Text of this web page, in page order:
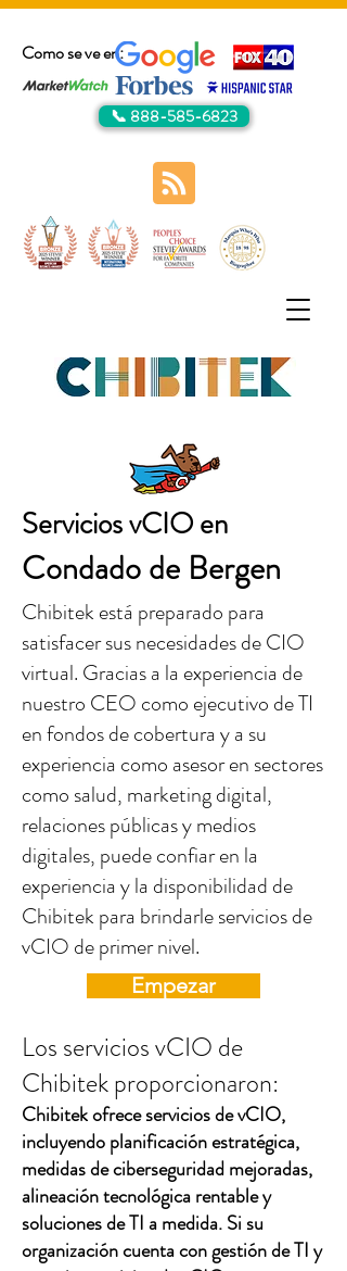
Como se ve en:
📞 888-585-6823
Servicios vCIO en
Condado de Bergen
Chibitek está preparado para
satisfacer sus necesidades de CIO
virtual. Gracias a la experiencia de
nuestro CEO como ejecutivo de TI
en fondos de cobertura y a su
experiencia como asesor en sectores
como salud, marketing digital,
relaciones públicas y medios
digitales, puede confiar en la
experiencia y la disponibilidad de
Chibitek para brindarle servicios de
vCIO de primer nivel.
Empezar
Los servicios vCIO de
Chibitek proporcionaron:
Chibitek ofrece servicios de vCIO,
incluyendo planificación estratégica,
medidas de ciberseguridad mejoradas,
alineación tecnológica rentable y
soluciones de TI a medida. Si su
organización cuenta con gestión de TI y